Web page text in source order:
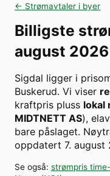
← Strømavtaler i byer
Billigste
august 2026
Sigdal ligger i
Buskerud. Vi viser
kraftpris pluss lokal
MIDTNETT AS),
bare påslaget.
oppdatert 7. august
Se også: strømpris